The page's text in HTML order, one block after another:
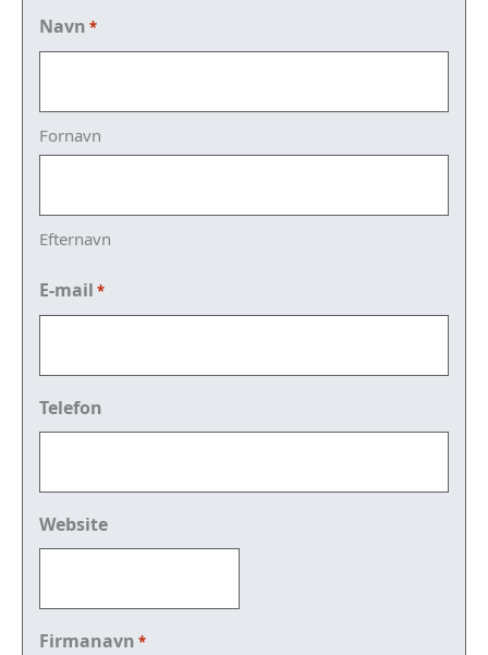
Navn *
Fornavn
Efternavn
E-mail *
Telefon
Website
Firmanavn *